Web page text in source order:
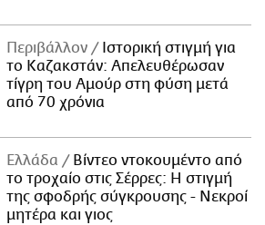
Περιβάλλον
Ιστορική στιγμή για
το Καζακστάν: Απελευθέρωσαν
τίγρη του Αμούρ στη φύση μετά
από 70 χρόνια
Ελλάδα
Βίντεο ντοκουμέντο από
το τροχαίο στις Σέρρες: Η στιγμή
της σφοδρής σύγκρουσης - Νεκροί
μητέρα και γιος